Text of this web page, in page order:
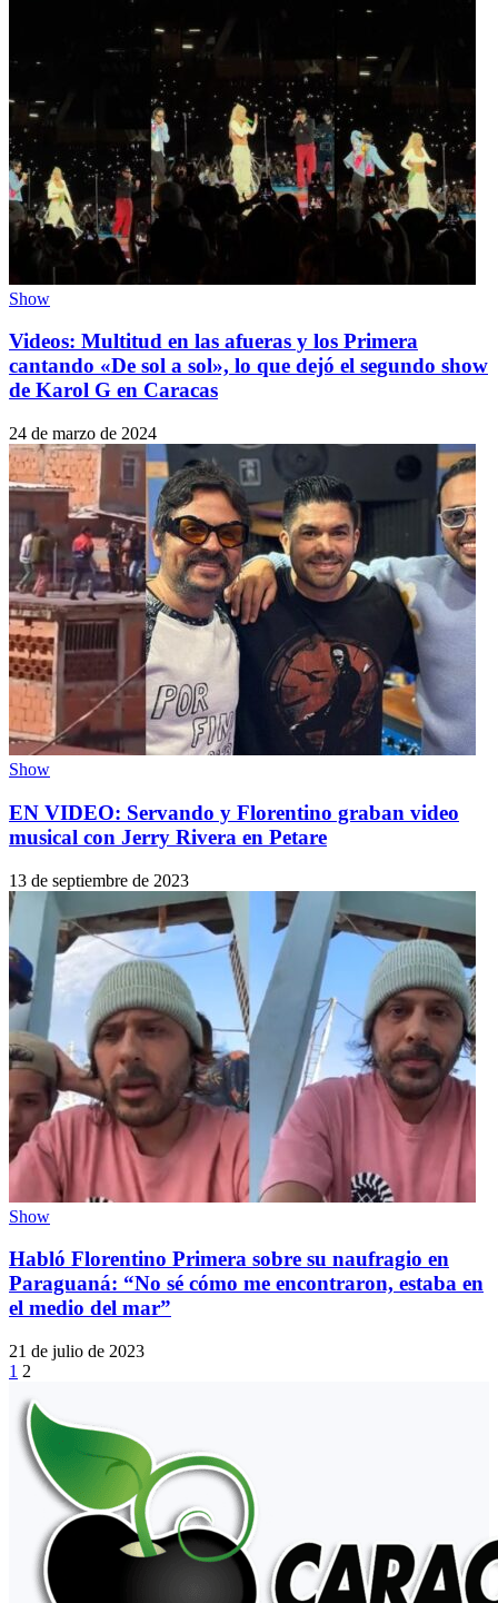
Show
Videos: Multitud en las afueras y los Primera
cantando «De sol a sol», lo que dejó el segundo show
de Karol G en Caracas
24 de marzo de 2024
Show
EN VIDEO: Servando y Florentino graban video
musical con Jerry Rivera en Petare
13 de septiembre de 2023
Show
Habló Florentino Primera sobre su naufragio en
Paraguaná: “No sé cómo me encontraron, estaba en
el medio del mar”
21 de julio de 2023
1 2